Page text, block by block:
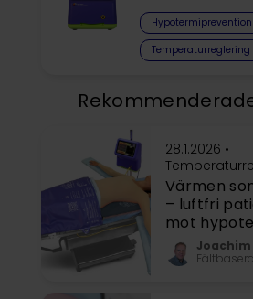
Hypotermiprevention
Temperaturreglering
28.1.2026 •
Värmen
– luftfri
mot
Joachim